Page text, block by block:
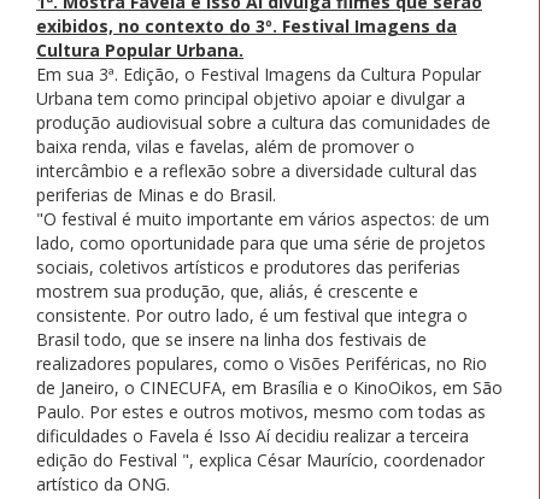
exibidos, no contexto do 3º. Festival Imagens da
Cultura Popular Urbana.
Em sua 3ª. Edição, o Festival Imagens da Cultura Popular
Urbana tem como principal objetivo apoiar e divulgar a
produção audiovisual sobre a cultura das comunidades de
baixa renda, vilas e favelas, além de promover o
intercâmbio e a reflexão sobre a diversidade cultural das
periferias de Minas e do Brasil.
"O festival é muito importante em vários aspectos: de um
lado, como oportunidade para que uma série de projetos
sociais, coletivos artísticos e produtores das periferias
mostrem sua produção, que, aliás, é crescente e
consistente. Por outro lado, é um festival que integra o
Brasil todo, que se insere na linha dos festivais de
realizadores populares, como o Visões Periféricas, no Rio
de Janeiro, o CINECUFA, em Brasília e o KinoOikos, em São
Paulo. Por estes e outros motivos, mesmo com todas as
dificuldades o Favela é Isso Aí decidiu realizar a terceira
edição do Festival ", explica César Maurício, coordenador
artístico da ONG.